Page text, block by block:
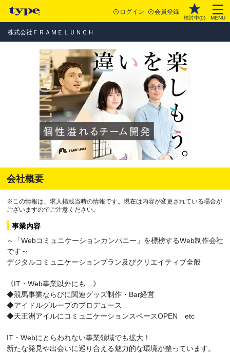
ログイン 会員登録
検討中(0) MENU
株式会社ＦＲＡＭＥＬＵＮＣＨ
会社概要
※この情報は、求人掲載当時の情報です。現在は内容が変更されている場合が
ございますのでご注意ください。
事業内容
～「Webコミュニケーションカンパニー」を標榜するWeb制作会社
です～
デジタルコミュニケーションプラン及びクリエイティブ全般
《IT・Web事業以外にも…》
◆競馬事業ならびに関連グッズ制作・Bar経営
◆アイドルグループのプロデュース
◆天王洲アイルにコミュニケーションスペースOPEN etc
IT・Webにとらわれない事業領域でも拡大！
新たな発見や出会いに巡り合える魅力的な環境が整っています。